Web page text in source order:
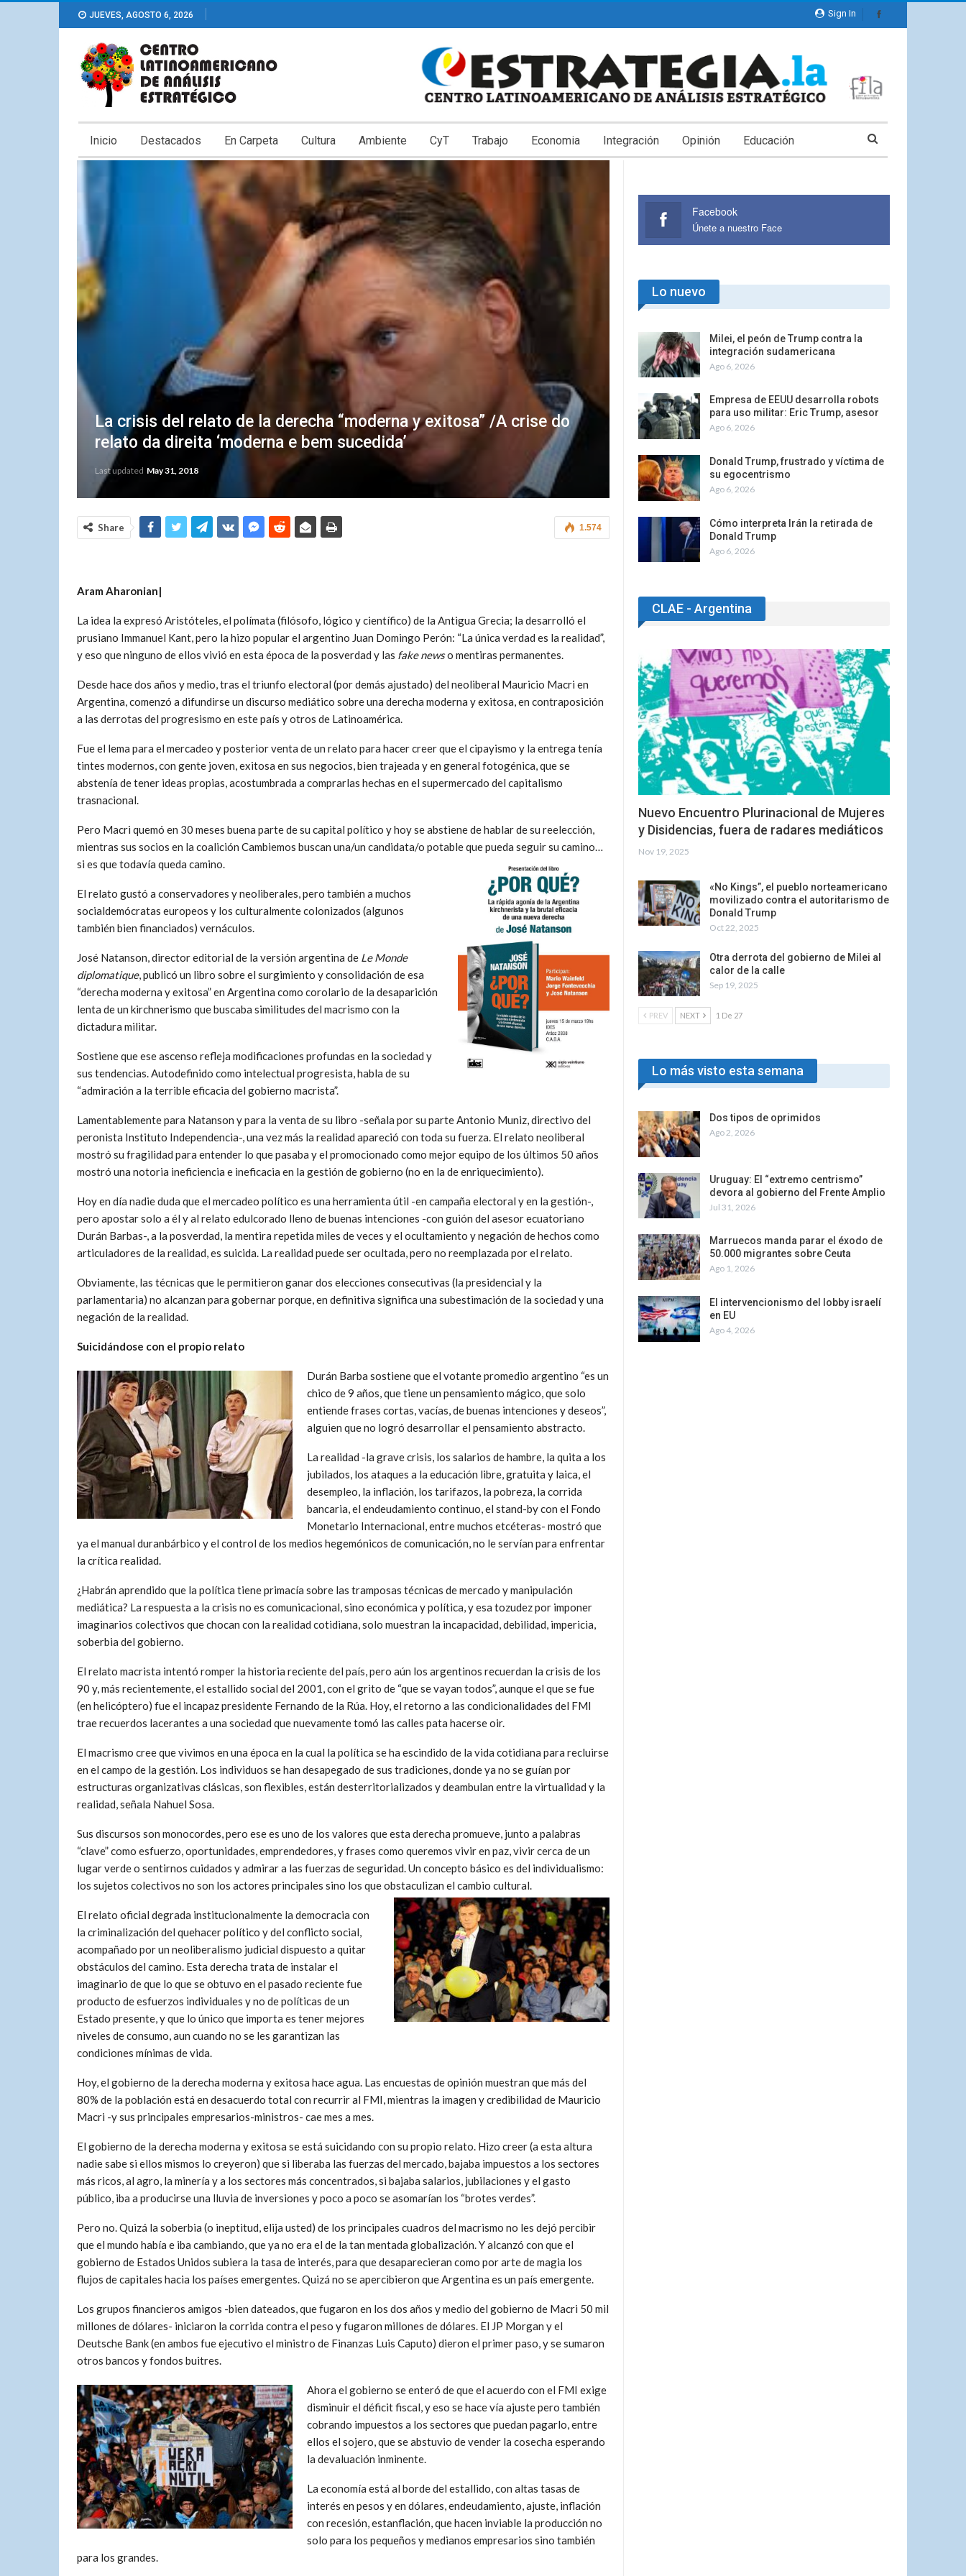
Sign In
JUEVES, AGOSTO 6, 2026
Inicio Destacados En Carpeta Cultura Ambiente CyT Trabajo Economia Integración Opinión Educación
La crisis del relato de la derecha “moderna y exitosa” /A crise do
relato da direita ‘moderna e bem sucedida’
Last updated May 31, 2018
1.574
Share
Aram Aharonian|
La idea la expresó Aristóteles, el polímata (filósofo, lógico y científico) de la Antigua Grecia; la desarrolló el
prusiano Immanuel Kant, pero la hizo popular el argentino Juan Domingo Perón: “La única verdad es la realidad”,
y eso que ninguno de ellos vivió en esta época de la posverdad y las fake newso mentiras permanentes.
Desde hace dos años y medio, tras el triunfo electoral (por demás ajustado) del neoliberal Mauricio Macri en
Argentina, comenzó a difundirse un discurso mediático sobre una derecha moderna y exitosa, en contraposición
a las derrotas del progresismo en este país y otros de Latinoamérica.
Fue el lema para el mercadeo y posterior venta de un relato para hacer creer que el cipayismo y la entrega tenía
tintes modernos, con gente joven, exitosa en sus negocios, bien trajeada y en general fotogénica, que se
abstenía de tener ideas propias, acostumbrada a comprarlas hechas en el supermercado del capitalismo
trasnacional.
Pero Macri quemó en 30 meses buena parte de su capital político y hoy se abstiene de hablar de su reelección,
mientras sus socios en la coalición Cambiemos buscan una/un candidata/o potable que pueda seguir su camino…
si es que todavía queda camino.
El relato gustó a conservadores y neoliberales, pero también a muchos
socialdemócratas europeos y los culturalmente colonizados (algunos
también bien financiados) vernáculos.
José Natanson, director editorial de la versión argentina de Le Monde
diplomatique, publicó un libro sobre el surgimiento y consolidación de esa
“derecha moderna y exitosa” en Argentina como corolario de la desaparición
lenta de un kirchnerismo que buscaba similitudes del macrismo con la
dictadura militar.
Sostiene que ese ascenso refleja modificaciones profundas en la sociedad y
sus tendencias. Autodefinido como intelectual progresista, habla de su
“admiración a la terrible eficacia del gobierno macrista”.
Lamentablemente para Natanson y para la venta de su libro -señala por su parte Antonio Muniz, directivo del
peronista Instituto Independencia-, una vez más la realidad apareció con toda su fuerza. El relato neoliberal
mostró su fragilidad para entender lo que pasaba y el promocionado como mejor equipo de los últimos 50 años
mostró una notoria ineficiencia e ineficacia en la gestión de gobierno (no en la de enriquecimiento).
Hoy en día nadie duda que el mercadeo político es una herramienta útil -en campaña electoral y en la gestión-,
pero apostar solo a él y al relato edulcorado lleno de buenas intenciones -con guión del asesor ecuatoriano
Durán Barbas-, a la posverdad, la mentira repetida miles de veces y el ocultamiento y negación de hechos como
articuladores de la realidad, es suicida. La realidad puede ser ocultada, pero no reemplazada por el relato.
Obviamente, las técnicas que le permitieron ganar dos elecciones consecutivas (la presidencial y la
parlamentaria) no alcanzan para gobernar porque, en definitiva significa una subestimación de la sociedad y una
negación de la realidad.
Suicidándose con el propio relato
Durán Barba sostiene que el votante promedio argentino “es un
chico de 9 años, que tiene un pensamiento mágico, que solo
entiende frases cortas, vacías, de buenas intenciones y deseos”,
alguien que no logró desarrollar el pensamiento abstracto.
La realidad -la grave crisis, los salarios de hambre, la quita a los
jubilados, los ataques a la educación libre, gratuita y laica, el
desempleo, la inflación, los tarifazos, la pobreza, la corrida
bancaria, el endeudamiento continuo, el stand-by con el Fondo
Monetario Internacional, entre muchos etcéteras- mostró que
ya el manual duranbárbico y el control de los medios hegemónicos de comunicación, no le servían para enfrentar
la crítica realidad.
¿Habrán aprendido que la política tiene primacía sobre las tramposas técnicas de mercado y manipulación
mediática? La respuesta a la crisis no es comunicacional, sino económica y política, y esa tozudez por imponer
imaginarios colectivos que chocan con la realidad cotidiana, solo muestran la incapacidad, debilidad, impericia,
soberbia del gobierno.
El relato macrista intentó romper la historia reciente del país, pero aún los argentinos recuerdan la crisis de los
90 y, más recientemente, el estallido social del 2001, con el grito de “que se vayan todos”, aunque el que se fue
(en helicóptero) fue el incapaz presidente Fernando de la Rúa. Hoy, el retorno a las condicionalidades del FMI
trae recuerdos lacerantes a una sociedad que nuevamente tomó las calles pata hacerse oir.
El macrismo cree que vivimos en una época en la cual la política se ha escindido de la vida cotidiana para recluirse
en el campo de la gestión. Los individuos se han desapegado de sus tradiciones, donde ya no se guían por
estructuras organizativas clásicas, son flexibles, están desterritorializados y deambulan entre la virtualidad y la
realidad, señala Nahuel Sosa.
Sus discursos son monocordes, pero ese es uno de los valores que esta derecha promueve, junto a palabras
“clave” como esfuerzo, oportunidades, emprendedores, y frases como queremos vivir en paz, vivir cerca de un
lugar verde o sentirnos cuidados y admirar a las fuerzas de seguridad. Un concepto básico es del individualismo:
los sujetos colectivos no son los actores principales sino los que obstaculizan el cambio cultural.
El relato oficial degrada institucionalmente la democracia con
la criminalización del quehacer político y del conflicto social,
acompañado por un neoliberalismo judicial dispuesto a quitar
obstáculos del camino. Esta derecha trata de instalar el
imaginario de que lo que se obtuvo en el pasado reciente fue
producto de esfuerzos individuales y no de políticas de un
Estado presente, y que lo único que importa es tener mejores
niveles de consumo, aun cuando no se les garantizan las
condiciones mínimas de vida.
Hoy, el gobierno de la derecha moderna y exitosa hace agua. Las encuestas de opinión muestran que más del
80% de la población está en desacuerdo total con recurrir al FMI, mientras la imagen y credibilidad de Mauricio
Macri -y sus principales empresarios-ministros- cae mes a mes.
El gobierno de la derecha moderna y exitosa se está suicidando con su propio relato. Hizo creer (a esta altura
nadie sabe si ellos mismos lo creyeron) que si liberaba las fuerzas del mercado, bajaba impuestos a los sectores
más ricos, al agro, la minería y a los sectores más concentrados, si bajaba salarios, jubilaciones y el gasto
público, iba a producirse una lluvia de inversiones y poco a poco se asomarían los “brotes verdes”.
Pero no. Quizá la soberbia (o ineptitud, elija usted) de los principales cuadros del macrismo no les dejó percibir
que el mundo había e iba cambiando, que ya no era el de la tan mentada globalización. Y alcanzó con que el
gobierno de Estados Unidos subiera la tasa de interés, para que desaparecieran como por arte de magia los
flujos de capitales hacia los países emergentes. Quizá no se apercibieron que Argentina es un país emergente.
Los grupos financieros amigos -bien dateados, que fugaron en los dos años y medio del gobierno de Macri 50 mil
millones de dólares- iniciaron la corrida contra el peso y fugaron millones de dólares. El JP Morgan y el
Deutsche Bank (en ambos fue ejecutivo el ministro de Finanzas Luis Caputo) dieron el primer paso, y se sumaron
otros bancos y fondos buitres.
Ahora el gobierno se enteró de que el acuerdo con el FMI exige
disminuir el déficit fiscal, y eso se hace vía ajuste pero también
cobrando impuestos a los sectores que puedan pagarlo, entre
ellos el sojero, que se abstuvio de vender la cosecha esperando
la devaluación inminente.
La economía está al borde del estallido, con altas tasas de
interés en pesos y en dólares, endeudamiento, ajuste, inflación
con recesión, estanflación, que hacen inviable la producción no
solo para los pequeños y medianos empresarios sino también
para los grandes.
Facebook
Únete a nuestro Face
Lo nuevo
Milei, el peón de Trump contra la
integración sudamericana
Ago 6, 2026
Empresa de EEUU desarrolla robots
para uso militar: Eric Trump, asesor
Ago 6, 2026
Donald Trump, frustrado y víctima de
su egocentrismo
Ago 6, 2026
Cómo interpreta Irán la retirada de
Donald Trump
Ago 6, 2026
CLAE - Argentina
Nuevo Encuentro Plurinacional de Mujeres
y Disidencias, fuera de radares mediáticos
Nov 19, 2025
«No Kings”, el pueblo norteamericano
movilizado contra el autoritarismo de
Donald Trump
Oct 22, 2025
Otra derrota del gobierno de Milei al
calor de la calle
Sep 19, 2025
PREV NEXT 1 De 27
Lo más visto esta semana
Dos tipos de oprimidos
Ago 2, 2026
Uruguay: El “extremo centrismo”
devora al gobierno del Frente Amplio
Jul 31, 2026
Marruecos manda parar el éxodo de
50.000 migrantes sobre Ceuta
Ago 1, 2026
El intervencionismo del lobby israelí
en EU
Ago 4, 2026